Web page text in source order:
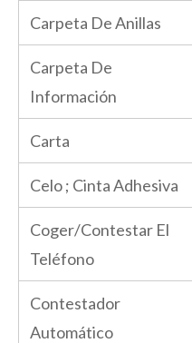
Carpeta De Anillas
Carpeta De
Información
Carta
Celo ; Cinta Adhesiva
Coger/Contestar El
Teléfono
Contestador
Automático